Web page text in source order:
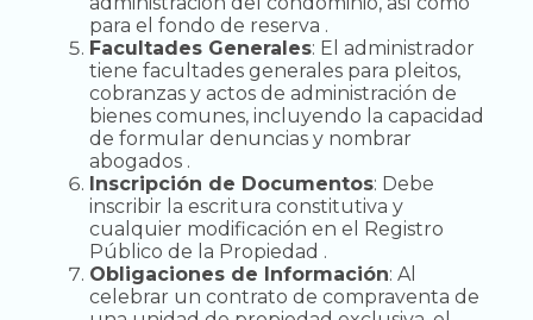
para el fondo de reserva .
Facultades Generales: El administrador
tiene facultades generales para pleitos,
cobranzas y actos de administración de
bienes comunes, incluyendo la capacidad
de formular denuncias y nombrar
abogados .
Inscripción de Documentos: Debe
inscribir la escritura constitutiva y
cualquier modificación en el Registro
Público de la Propiedad .
Obligaciones de Información: Al
celebrar un contrato de compraventa de